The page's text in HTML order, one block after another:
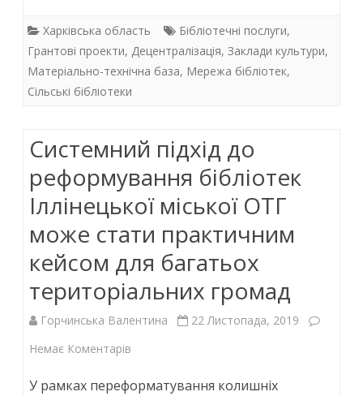
мільйона
гривень
закладів
культури
e
b
o
k
itt
er
at
s
A
p
k
e
dI
Харківська область Бібліотечні послуги,
Грантові проекти, Децентралізація, Заклади культури,
Матеріально-технічна база, Мережа бібліотек,
Сільські бібліотеки
Системний підхід до
реформування бібліотек
Іллінецької міської ОТГ
може стати практичним
кейсом для багатьох
територіальних громад
Горчинська Валентина
22 Листопада, 2019
Немає Коментарів
У рамках переформатування колишніх